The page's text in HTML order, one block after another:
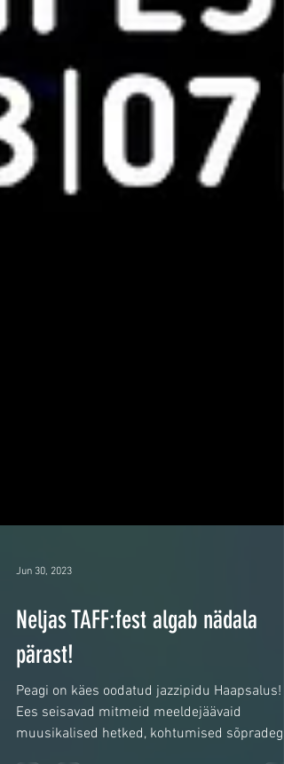
Jun 30, 2023
Neljas TAFF:fest algab nädala
pärast!
Peagi on käes oodatud jazzipidu Haapsalus!